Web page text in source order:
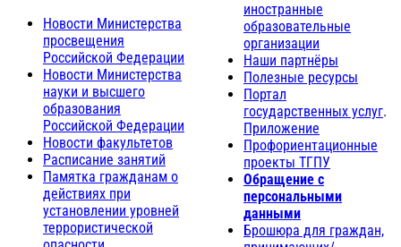
Новости Министерства
просвещения
Российской Федерации
Новости Министерства
науки и высшего
образования
Российской Федерации
Новости факультетов
Расписание занятий
Памятка гражданам о
действиях при
установлении уровней
террористической
иностранные
образовательные
организации
Наши партнёры
Полезные ресурсы
Портал
государственных услуг.
Приложение
Профориентационные
проекты ТГПУ
Обращение с
персональными
данными
Брошюра для граждан,